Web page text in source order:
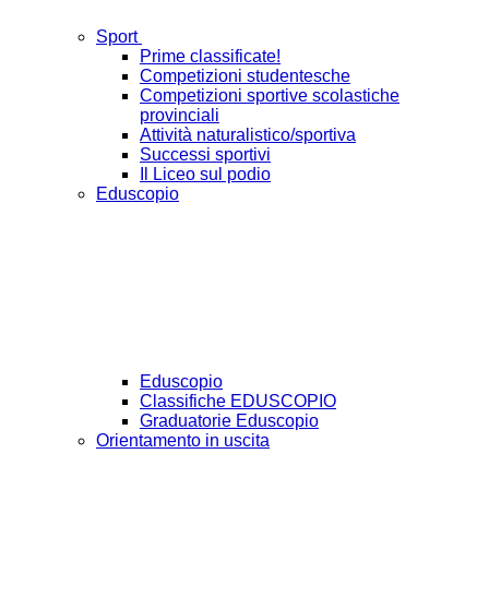
Sport
Prime classificate!
Competizioni studentesche
Competizioni sportive scolastiche
provinciali
Attività naturalistico/sportiva
Successi sportivi
Il Liceo sul podio
Eduscopio
Eduscopio
Classifiche EDUSCOPIO
Graduatorie Eduscopio
Orientamento in uscita